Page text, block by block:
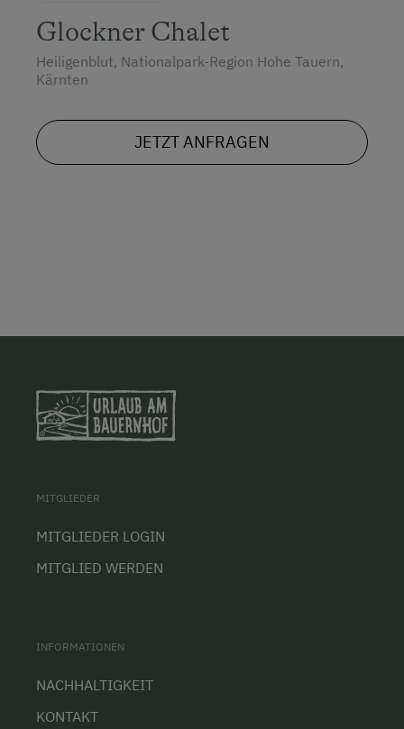
Glockner Chalet
Heiligenblut, Nationalpark-Region Hohe Tauern,
Kärnten
JETZT ANFRAGEN
MITGLIEDER
MITGLIEDER LOGIN
MITGLIED WERDEN
INFORMATIONEN
NACHHALTIGKEIT
KONTAKT